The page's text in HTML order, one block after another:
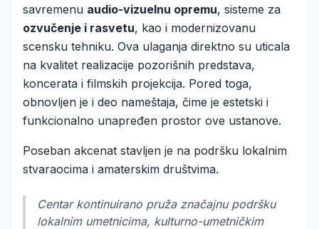
savremenu audio-vizuelnu opremu, sisteme za
ozvučenje i rasvetu, kao i modernizovanu
scensku tehniku. Ova ulaganja direktno su uticala
na kvalitet realizacije pozorišnih predstava,
koncerata i filmskih projekcija. Pored toga,
obnovljen je i deo nameštaja, čime je estetski i
funkcionalno unapređen prostor ove ustanove.
Poseban akcenat stavljen je na podršku lokalnim
stvaraocima i amaterskim društvima.
Centar kontinuirano pruža značajnu podršku
lokalnim umetnicima, kulturno-umetničkim